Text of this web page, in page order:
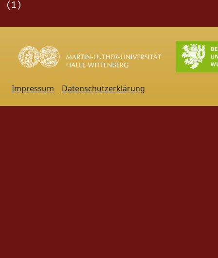
(1)
Impressum Datenschutzerklärung